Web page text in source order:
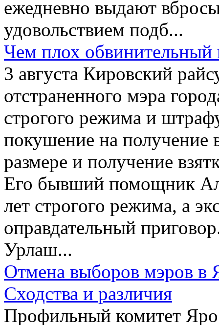
ежедневно выдают
удовольствием подб...
Чем плох
3 августа Кировский
отстраненного мэра
строгого режима и
покушение на получение
размере и получение
Его бывший помощник
лет строгого режима, а
оправдательный
Урлаш...
Отмена выборов мэров в
Сходства и различия
Профильный комитет